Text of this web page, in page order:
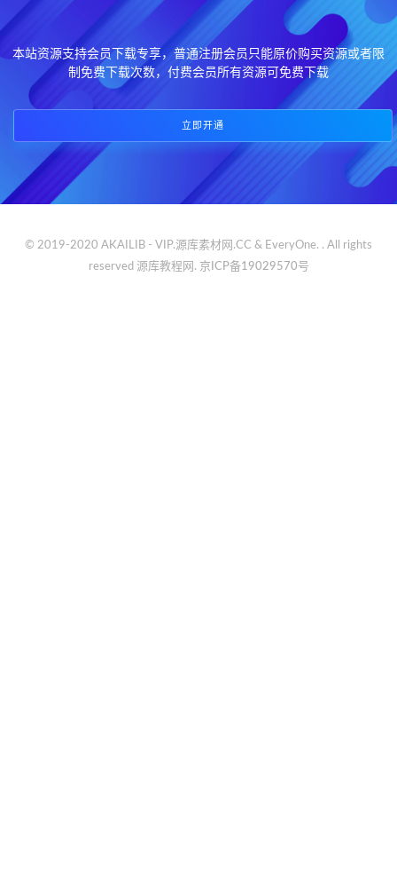
本站资源支持会员下载专享，普通注册会员只能原价购买资源或者限
制免费下载次数，付费会员所有资源可免费下载
立即开通
© 2019-2020 AKAILIB - VIP.源库素材网.CC & EveryOne. . All rights
reserved 源库教程网. 京ICP备19029570号